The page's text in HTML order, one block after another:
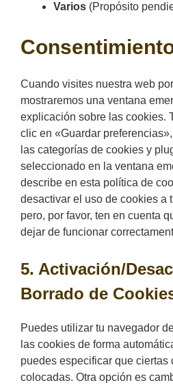
Varios (Propósito
Cuando visites nuestra web
mostraremos una ventana
explicación sobre las cookies.
clic en «Guardar
las categorías de cookies y
seleccionado en la ventana
describe en esta política de
desactivar el uso de cookies a
pero, por favor, ten en cuenta
dejar de funcionar
5. Activación/
Borrado de
Puedes utilizar tu navegador
las cookies de forma
puedes especificar que ciertas
colocadas. Otra opción es